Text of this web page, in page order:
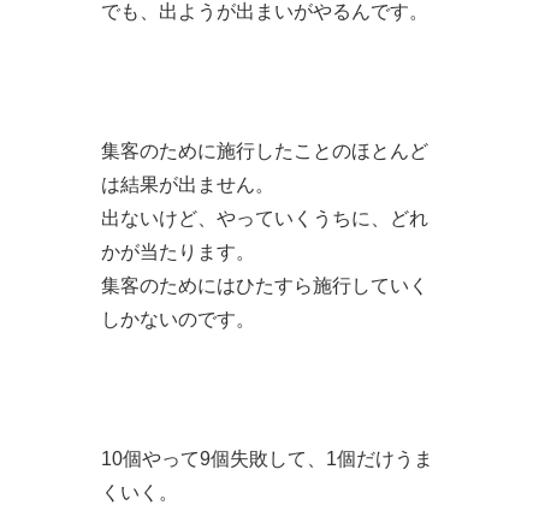
でも、出ようが出まいがやるんです。
集客のために施行したことのほとんど
は結果が出ません。
出ないけど、やっていくうちに、どれ
かが当たります。
集客のためにはひたすら施行していく
しかないのです。
10個やって9個失敗して、1個だけうま
くいく。